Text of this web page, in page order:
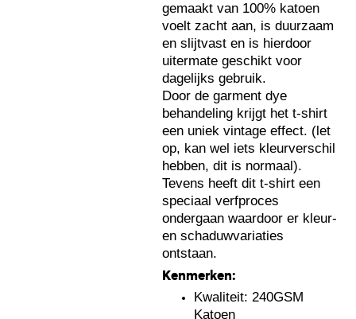
gemaakt van 100% katoen
voelt zacht aan, is duurzaam
en slijtvast en is hierdoor
uitermate geschikt voor
dagelijks gebruik.
Door de garment dye
behandeling krijgt het t-shirt
een uniek vintage effect. (let
op, kan wel iets kleurverschil
hebben, dit is normaal).
Tevens heeft dit t-shirt een
speciaal verfproces
ondergaan waardoor er kleur-
en schaduwvariaties
ontstaan.
Kenmerken:
Kwaliteit: 240GSM
Katoen